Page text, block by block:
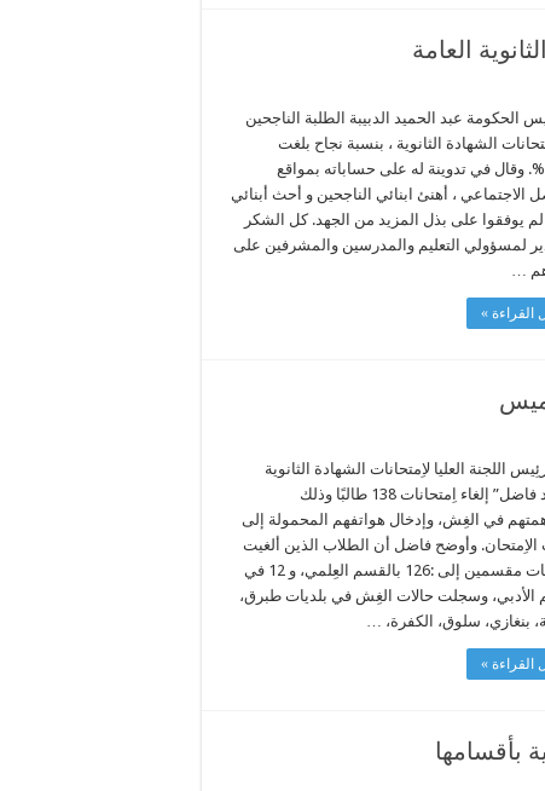
العامة
الحكومة عبد الحميد الدبيبة الطلبة الناجحين
الشهادة الثانوية ، بنسبة نجاح بلغت
48.43%. وقال في تدوينة له على حساباته بمواقع
الاجتماعي ، أهنئ ابنائي الناجحين و أحث أبنائي
لم يوفقوا على بذل المزيد من الجهد. كل الشكر
لمسؤولي التعليم والمدرسين والمشرفين على
…
القراءة »
اللجنة العليا لاِمتحانات الشهادة الثانوية
“محمد فاضل” إلغاء اِمتحانات 138 طالبًا وذلك
في الغِش، وإدخال هواتفهم المحمولة إلى
الاِمتحان. وأوضح فاضل أن الطلاب الذين ألغيت
امتحانات مقسمين إلى :126 بالقسم العِلمي، و 12 في
الأدبي، وسجلت حالات الغِش في بلديات طبرق،
بنغازي، سلوق، الكفرة، …
القراءة »
بأقسامها